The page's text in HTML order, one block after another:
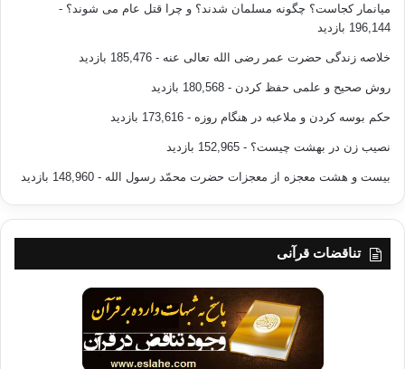
میانمار کجاست؟ چگونه مسلمان شدند؟ و چرا قتل عام می شوند؟ -
196,144 بازدید
خلاصه زندگی حضرت عمر رضی الله تعالی عنه - 185,476 بازدید
روش صحیح و علمی حفظ کردن - 180,568 بازدید
حکم بوسه کردن و ملاعبه در هنگام روزه - 173,616 بازدید
نصیب زن در بهشت چیست؟ - 152,965 بازدید
بیست و هشت معجزه از معجزات حضرت محمّد رسول الله - 148,960 بازدید
تناقضات قرآنی